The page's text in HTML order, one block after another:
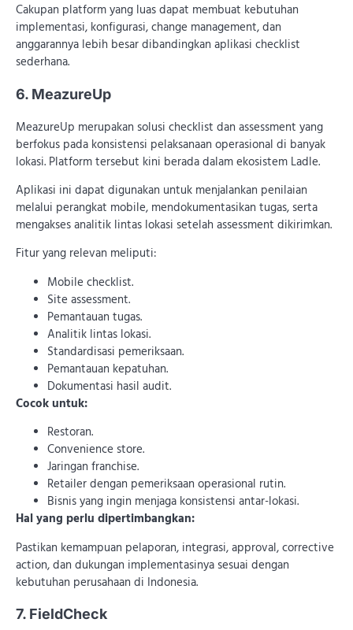
Cakupan platform yang luas dapat membuat kebutuhan
implementasi, konfigurasi, change management, dan
anggarannya lebih besar dibandingkan aplikasi checklist
sederhana.
6. MeazureUp
MeazureUp merupakan solusi checklist dan assessment yang
berfokus pada konsistensi pelaksanaan operasional di banyak
lokasi. Platform tersebut kini berada dalam ekosistem Ladle.
Aplikasi ini dapat digunakan untuk menjalankan penilaian
melalui perangkat mobile, mendokumentasikan tugas, serta
mengakses analitik lintas lokasi setelah assessment dikirimkan.
Fitur yang relevan meliputi:
Mobile checklist.
Site assessment.
Pemantauan tugas.
Analitik lintas lokasi.
Standardisasi pemeriksaan.
Pemantauan kepatuhan.
Dokumentasi hasil audit.
Cocok untuk:
Restoran.
Convenience store.
Jaringan franchise.
Retailer dengan pemeriksaan operasional rutin.
Bisnis yang ingin menjaga konsistensi antar-lokasi.
Hal yang perlu dipertimbangkan:
Pastikan kemampuan pelaporan, integrasi, approval, corrective
action, dan dukungan implementasinya sesuai dengan
kebutuhan perusahaan di Indonesia.
7. FieldCheck